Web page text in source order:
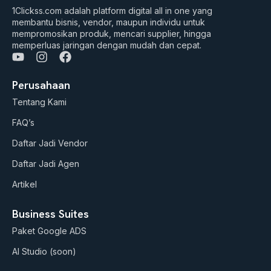
1Clickss.com adalah platform digital all in one yang
membantu bisnis, vendor, maupun individu untuk
mempromosikan produk, mencari supplier, hingga
memperluas jaringan dengan mudah dan cepat.
Y
u
t
u
b
e
I
s
t
a
a
F
c
e
b
k
Perusahaan
Tentang Kami
FAQ’s
Daftar Jadi Vendor
Daftar Jadi Agen
Artikel
Business Suites
Paket Google ADS
AI Studio (soon)